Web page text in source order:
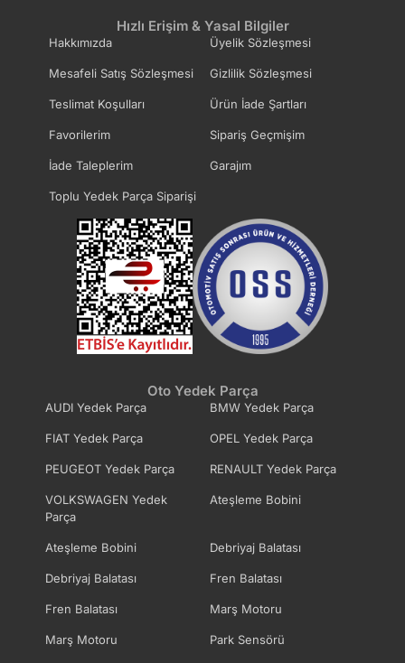
Hızlı Erişim & Yasal Bilgiler
Hakkımızda Üyelik Sözleşmesi
Mesafeli Satış Sözleşmesi Gizlilik Sözleşmesi
Teslimat Koşulları Ürün İade Şartları
Favorilerim Sipariş Geçmişim
İade Taleplerim Garajım
Toplu Yedek Parça Siparişi
Oto Yedek Parça
AUDI Yedek Parça BMW Yedek Parça
FIAT Yedek Parça OPEL Yedek Parça
PEUGEOT Yedek Parça RENAULT Yedek Parça
VOLKSWAGEN Yedek
Parça
Ateşleme Bobini
Ateşleme Bobini Debriyaj Balatası
Debriyaj Balatası Fren Balatası
Fren Balatası Marş Motoru
Marş Motoru Park Sensörü